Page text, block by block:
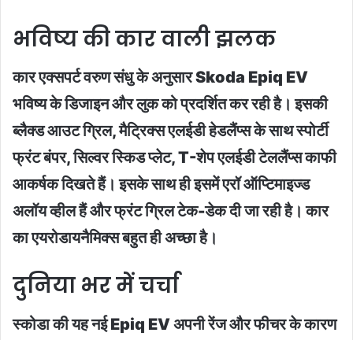
भविष्य की कार वाली झलक
कार एक्सपर्ट वरुण संधु के अनुसार Skoda Epiq EV
भविष्य के डिजाइन और लुक को प्रदर्शित कर रही है। इसकी
ब्लैक्ड आउट ग्रिल, मैट्रिक्स एलईडी हेडलैंप्स के साथ स्पोर्टी
फ्रंट बंपर, सिल्वर स्किड प्लेट, T-शेप एलईडी टेललैंप्स काफी
आकर्षक दिखते हैं। इसके साथ ही इसमें एरॉ ऑप्टिमाइज्ड
अलॉय व्हील हैं और फ्रंट ग्रिल टेक-डेक दी जा रही है। कार
का एयरोडायनैमिक्स बहुत ही अच्छा है।
दुनिया भर में चर्चा
स्कोडा की यह नई Epiq EV अपनी रेंज और फीचर के कारण